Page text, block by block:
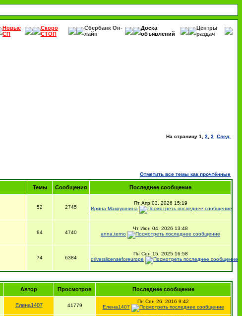
Новые
СП
Скоро
СТОП
Сбербанк Он-
лайн
Доска
объявлений
Центры
раздач
На страницу 1 2 3 След.
Отметить все темы как прочтённые
Темы Сообщения Последнее сообщение
52 2745
Пт Апр 03, 2026 15:19
Ирина Макрушнина
84 4740
Чт Июн 04, 2026 13:48
anna.terno
74 6384
Пн Сен 15, 2025 16:58
driverslicenseforeurope
Автор Просмотров Последнее сообщение
Елена1407 41779
Пн Сен 26, 2016 9:42
Елена1407